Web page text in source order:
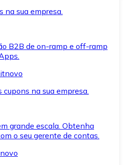
na sua empresa.
B2B de on-ramp e off-ramp
cupons na sua empresa.
grande escala. Obtenha
o seu gerente de contas.